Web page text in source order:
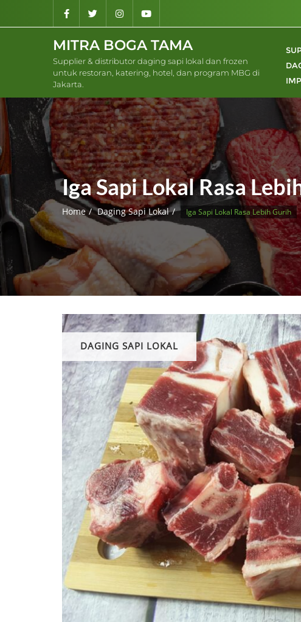
MITRA BOGA TAMA
Supplier & distributor daging sapi lokal dan frozen
untuk restoran, katering, hotel, dan program MBG di
Jakarta.
Iga Sapi Lokal Rasa
Home Daging Sapi Lokal Iga Sapi Lokal Rasa Lebih Gurih
DAGING SAPI LOKAL